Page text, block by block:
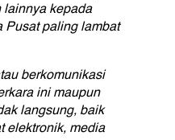
kepada
Pusat paling lambat
berkomunikasi
ini maupun
langsung, baik
elektronik, media